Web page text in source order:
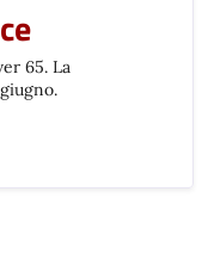
65. La